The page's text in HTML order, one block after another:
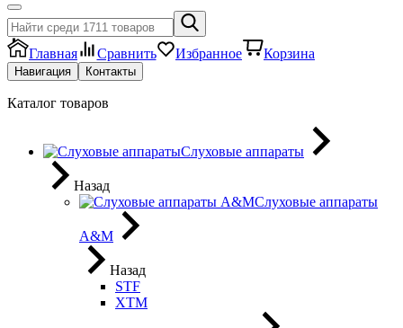
Главная Сравнить Избранное Корзина
Навигация Контакты
Каталог товаров
Слуховые аппараты
Назад
Слуховые аппараты
A&M
Назад
STF
XTM